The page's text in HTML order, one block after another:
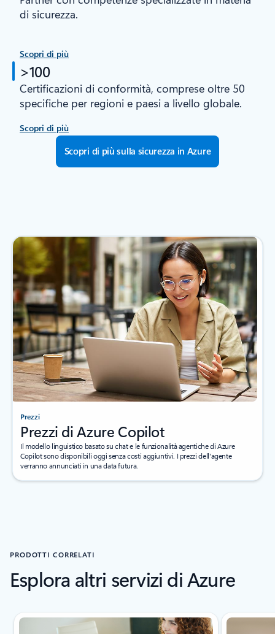
di sicurezza.
Scopri di più
>100
Certificazioni di conformità, comprese oltre 50
specifiche per regioni e paesi a livello globale.
Scopri di più
Scopri di più sulla sicurezza in Azure
Prezzi
Prezzi di Azure Copilot
Il modello linguistico basato su chat e le funzionalità agentiche di Azure
Copilot sono disponibili oggi senza costi aggiuntivi. I prezzi dell'agente
verranno annunciati in una data futura.
PRODOTTI CORRELATI
Esplora altri servizi di Azure
Visualizzazione della diapositiva 1 di 4